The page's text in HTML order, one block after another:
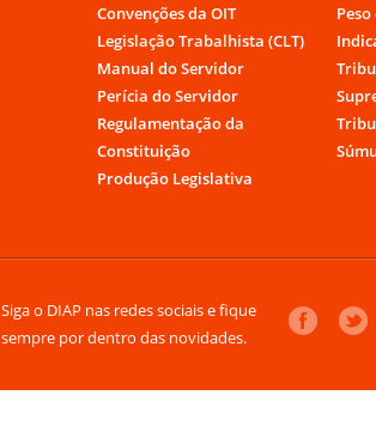
Convenções da OIT
Legislação Trabalhista (CLT)
Manual do Servidor
Perícia do Servidor
Regulamentação da
Constituição
Produção Legislativa
Siga o DIAP nas redes sociais e fique
sempre por dentro das novidades.